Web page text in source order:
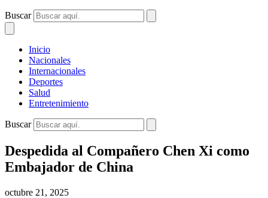
Buscar
Inicio
Nacionales
Internacionales
Deportes
Salud
Entretenimiento
Buscar
Despedida al Compañero Chen Xi como
Embajador de China
octubre 21, 2025